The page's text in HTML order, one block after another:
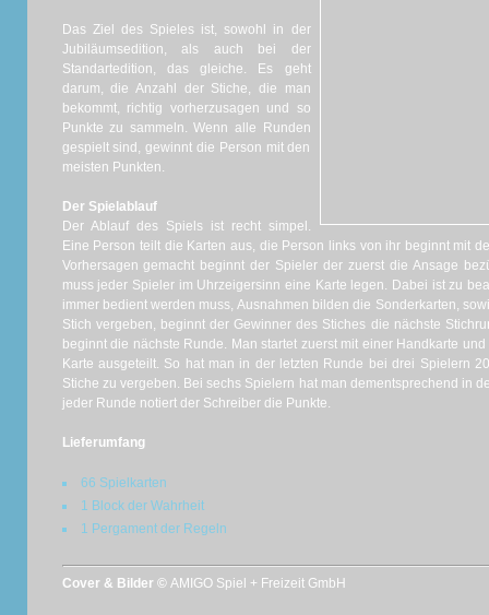
Das Ziel des Spieles ist, sowohl in der
Jubiläumsedition, als auch bei der
Standartedition, das gleiche. Es geht
darum, die Anzahl der Stiche, die man
bekommt, richtig vorherzusagen und so
Punkte zu sammeln. Wenn alle Runden
gespielt sind, gewinnt die Person mit den
meisten Punkten.
Der Spielablauf
Der Ablauf des Spiels ist recht simpel.
Eine Person teilt die Karten aus, die Person links von ihr beginnt mit
Vorhersagen gemacht beginnt der Spieler der zuerst die Ansage
muss jeder Spieler im Uhrzeigersinn eine Karte legen. Dabei ist zu
immer bedient werden muss, Ausnahmen bilden die Sonderkarten,
Stich vergeben, beginnt der Gewinner des Stiches die nächste
beginnt die nächste Runde. Man startet zuerst mit einer Handkarte
Karte ausgeteilt. So hat man in der letzten Runde bei drei Spielern
Stiche zu vergeben. Bei sechs Spielern hat man dementsprechend in
jeder Runde notiert der Schreiber die Punkte.
Lieferumfang
66 Spielkarten
1 Block der Wahrheit
1 Pergament der Regeln
Cover & Bilder © AMIGO Spiel + Freizeit GmbH